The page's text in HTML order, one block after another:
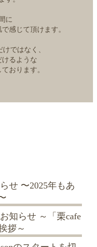
に
感じて頂けます。
ではなく、
るような
おります。
せ 〜2025年もあ
知らせ ～「栗cafe
拶～